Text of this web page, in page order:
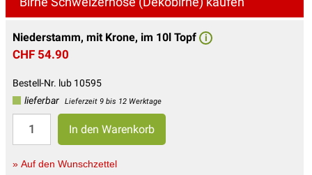
Niederstamm, mit Krone, im 10l Topf i
CHF 54.90
Bestell-Nr. lub 10595
lieferbar
Lieferzeit 9 bis 12 Werktage
» Auf den Wunschzettel